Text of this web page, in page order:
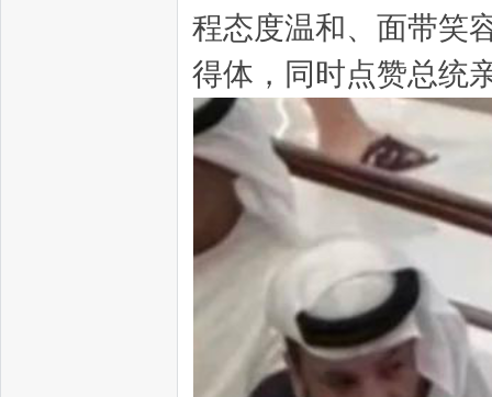
程态度温和、面带笑
得体，同时点赞总统